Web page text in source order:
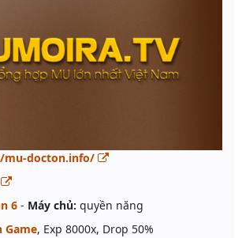
docton.info/
6 - Máy chủ: quyền năng
Game, Exp 8000x, Drop 50%